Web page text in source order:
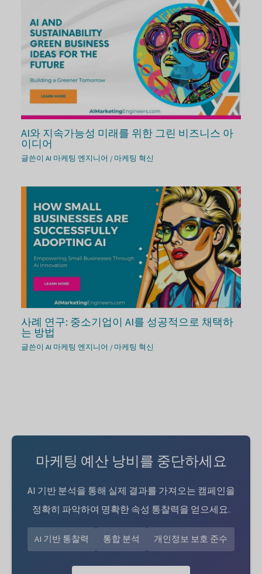
AI와 지속가능성 미래를 위한 그린 비즈니스 아
이디어
글쓴이AI 마케팅 엔지니어 /마케팅 혁신
사례 연구: 중소기업이 AI를 성공적으로 채택하
는 방법
글쓴이AI 마케팅 엔지니어 /마케팅 혁신
마케팅 예산 낭비를 중단하세요
AI 기반 분석을 통해 실제 결과를 가져오는 캠페인을
정확히 파악하여 명확한 속성 통찰력을 얻으세요.
AI 기반 통찰력 통합 분석 개인정보 보호 준수